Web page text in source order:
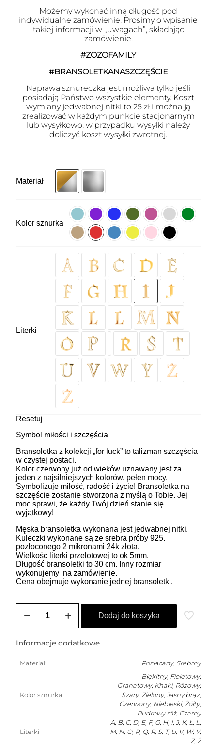
Możemy wykonać inną długość pod
indywidualne zamówienie. Prosimy o wpisanie
takiej informacji w „uwagach”, składając
zamówienie.
#ZOZOFAMILY
#BRANSOLETKANASZCZĘŚCIE
Naprawa sznureczka jest możliwa tylko jeśli
posiadają Państwo wszystkie elementy. Koszt
wymiany jedwabnej nitki to 25 zł i można ją
zrealizować w każdym punkcie stacjonarnym
lub wysyłkowo, w przypadku wysyłki należy
doliczyć koszt wysyłki zwrotnej.
Materiał
Kolor sznurka
Literki
Resetuj
Symbol miłości i szczęścia
Bransoletka z kolekcji „for luck” to talizman szczęścia
w czystej postaci.
Kolor czerwony już od wieków uznawany jest za
jeden z najsilniejszych kolorów, pełen mocy.
Symbolizuje miłość, radość i życie! Bransoletka na
szczęście zostanie stworzona z myślą o Tobie. Jej
moc sprawi, że każdy Twój dzień stanie się
wyjątkowy!
Męska bransoletka wykonana jest jedwabnej nitki.
Kuleczki wykonane są ze srebra próby 925,
pozłoconego 2 mikronami 24k złota.
Wielkość literki przelotowej to ok 5mm.
Długość bransoletki to 30 cm. Inny rozmiar
wykonujemy na zamówienie.
Cena obejmuje wykonanie jednej bransoletki.
Bransoletka
szczęście
dowolną
literką
Dodaj do koszyka
Informacje dodatkowe
Materiał Pozłacany, Srebrny
Kolor sznurka
Błękitny, Fioletowy,
Granatowy, Khaki, Różowy,
Szary, Zielony, Jasny brąz,
Czerwony, Niebieski, Żółty,
Pudrowy róż, Czarny
Literki
A, B, C, D, E, F, G, H, I, J, K, Ł, L,
M, N, O, P, Q, R, S, T, U, V, W, Y,
Z, Ż